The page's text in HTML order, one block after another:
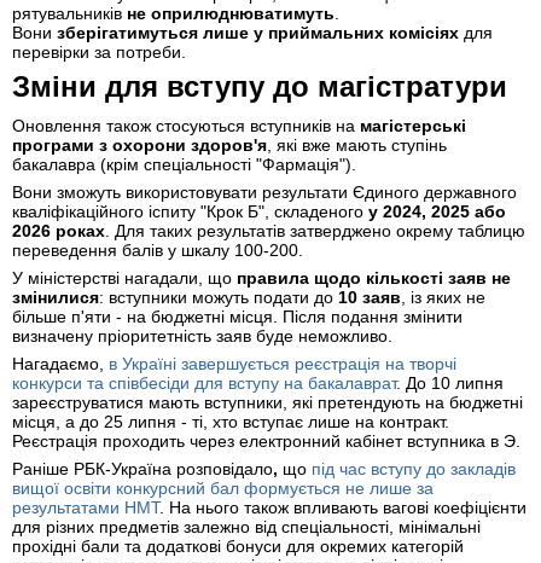
рятувальників не оприлюднюватимуть
Вони зберігатимуться лише у приймальних комісіях для
перевірки за потреби.
Зміни для вступу до магістратури
Оновлення також стосуються вступників на магістерські
програми з охорони здоров'я , які вже мають ступінь
бакалавра (крім спеціальності "Фармація").
Вони зможуть використовувати результати Єдиного державного
кваліфікаційного іспиту "Крок Б", складеного у 2024, 2025 або
2026 роках . Для таких результатів затверджено окрему таблицю
переведення балів у шкалу 100-200.
У міністерстві нагадали, що правила щодо кількості заяв не
змінилися: вступники можуть подати до 10 заяв , із яких не
більше п'яти - на бюджетні місця. Після подання змінити
визначену пріоритетність заяв буде неможливо.
Нагадаємо, в Україні завершується реєстрація на творчі
конкурси та співбесіди для вступу на бакалаврат. До 10 липня
зареєструватися мають вступники, які претендують на бюджетні
місця, а до 25 липня - ті, хто вступає лише на контракт.
Реєстрація проходить через електронний кабінет вступника в Э.
Раніше РБК-Україна розповідало, що під час вступу до закладів
вищої освіти конкурсний бал формується не лише за
результатами НМТ. На нього також впливають вагові коефіцієнти
для різних предметів залежно від спеціальності, мінімальні
прохідні бали та додаткові бонуси для окремих категорій